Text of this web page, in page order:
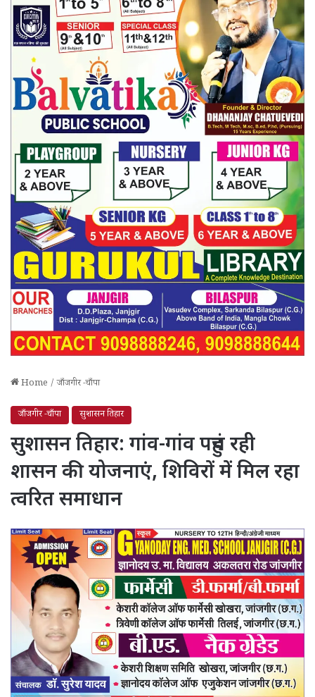
Home / जाँजगीर -चाँपा
जाँजगीर -चाँपा सुशासन तिहार
सुशासन तिहार: गांव-गांव पहुंच रही
शासन की योजनाएं, शिविरों में मिल रहा
त्वरित समाधान